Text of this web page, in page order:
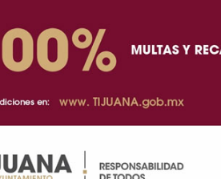
cuánto les costará a los
coordinador-candidato si
por repartir a todos les